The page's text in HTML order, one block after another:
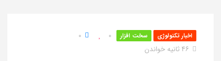
اخبار تکنولوژی سخت افزار 0
0
46 ثانیه خواندن